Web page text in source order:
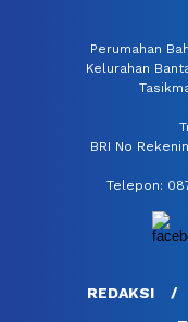
Perumahan
Kelurahan
BRI No
Telepon:
REDAKSI